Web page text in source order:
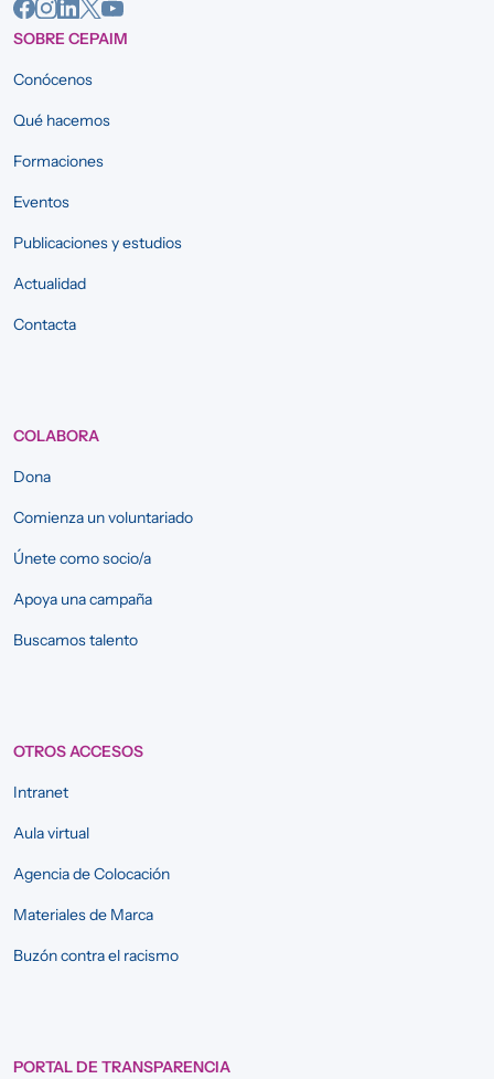
SOBRE CEPAIM
Conócenos
Qué hacemos
Formaciones
Eventos
Publicaciones y estudios
Actualidad
Contacta
COLABORA
Dona
Comienza un voluntariado
Únete como socio/a
Apoya una campaña
Buscamos talento
OTROS ACCESOS
Intranet
Aula virtual
Agencia de Colocación
Materiales de Marca
Buzón contra el racismo
PORTAL DE TRANSPARENCIA